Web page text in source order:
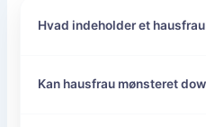
Hvad indeholder et
Kan hausfrau mønsteret